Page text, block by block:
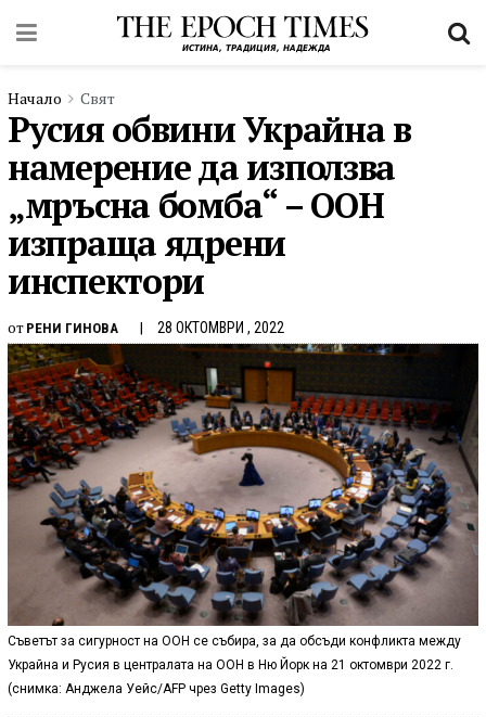
Начало Свят
Русия обвини Украйна в
намерение да използва
„мръсна бомба“ – ООН
изпраща ядрени
инспектори
от РЕНИ ГИНОВА 28 ОКТОМВРИ , 2022
Съветът за сигурност на ООН се събира, за да обсъди конфликта между
Украйна и Русия в централата на ООН в Ню Йорк на 21 октомври 2022 г.
(снимка: Анджела Уейс/AFP чрез Getty Images)